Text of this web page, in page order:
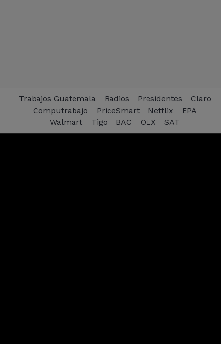
Trabajos Guatemala Radios Presidentes
Claro
Computrabajo
PriceSmart Netflix
EPA
Walmart
Tigo BAC OLX SAT